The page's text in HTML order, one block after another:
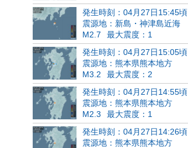
発生時刻：04月27日15:45頃
震源地：新島・神津島近海
M2.7
最大震度：1
発生時刻：04月27日15:05頃
震源地：熊本県熊本地方
M3.2
最大震度：2
発生時刻：04月27日14:55頃
震源地：熊本県熊本地方
M2.3
最大震度：1
発生時刻：04月27日14:26頃
震源地：熊本県熊本地方